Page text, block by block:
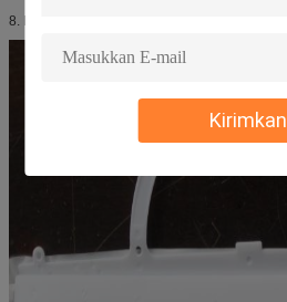
Kirimkan
8. Pengiriman;